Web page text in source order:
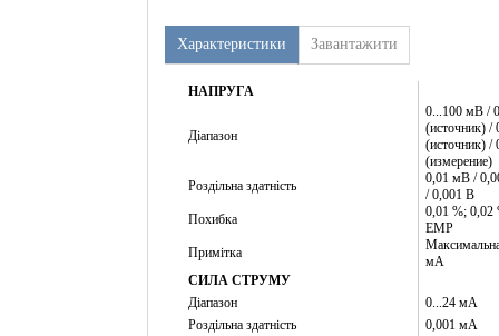
Характеристики Завантажити
НАПРУГА
Діапазон
0...100 мВ /
(источник) /
(источник) /
(измерение)
Роздільна здатність
0,01 мВ /
/ 0,001 В
Похибка
0,01 %;
ЕМР
Примітка
мА
СИЛА СТРУМУ
Діапазон
0...24 мА
Роздільна здатність
0,001 мА